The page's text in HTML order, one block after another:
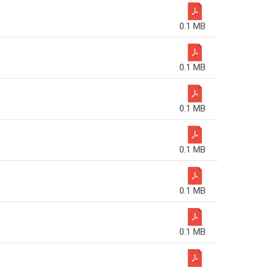
0.1 MB
0.1 MB
0.1 MB
0.1 MB
0.1 MB
0.1 MB